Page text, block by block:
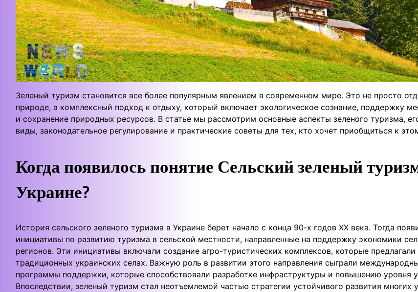
Зеленый туризм становится все более популярным явлением в современном мире. Это не просто
природе, а комплексный подход к отдыху, который включает экологическое сознание, поддержку
и сохранение природных ресурсов. В статье мы рассмотрим основные аспекты зеленого туризма,
виды, законодательное регулирование и практические советы для тех, кто хочет приобщиться к
Когда появилось понятие Сельский зеленый
Украине?
История сельского зеленого туризма в Украине берет начало с конца 90-х годов XX века. Тогда
инициативы по развитию туризма в сельской местности, направленные на поддержку экономики
регионов. Эти инициативы включали создание агро-туристических комплексов, которые
традиционных украинских селах. Важную роль в развитии этого направления сыграли
программы поддержки, которые способствовали разработке инфраструктуры и повышению уровня
Впоследствии, зеленый туризм стал неотъемлемой частью стратегии устойчивого развития многих